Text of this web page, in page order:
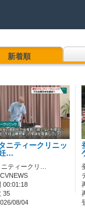
新着順
ニティークリニッ
…
ティークリ…
00:01:18
35
08/04